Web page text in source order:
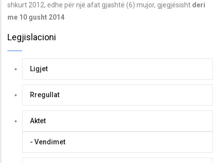
shkurt 2012, edhe për një afat gjashtë (6) mujor, gjegjësisht deri
me 10 gusht 2014
Legjislacioni
Ligjet
Rregullat
Aktet
- Vendimet